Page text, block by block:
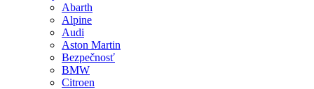
Abarth
Alpine
Audi
Aston Martin
Bezpečnosť
BMW
Citroen